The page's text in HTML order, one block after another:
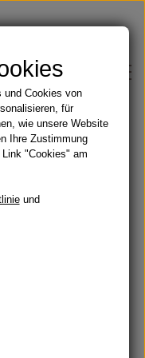
und Cookies von
für
wie unsere Website
Ihre Zustimmung
"Cookies" am
und